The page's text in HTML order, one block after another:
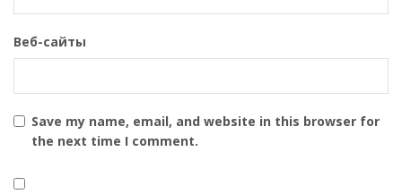
Веб-сайты
Save my name, email, and website in this browser for
the next time I comment.